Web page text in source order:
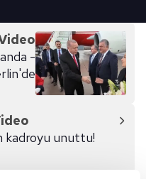
-
kadroyu unuttu!